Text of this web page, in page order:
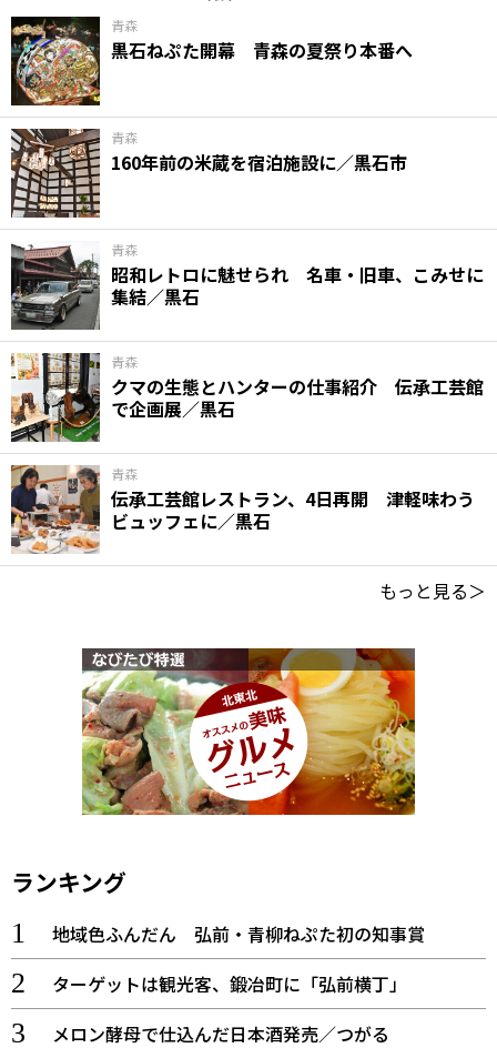
青森
黒石ねぷた開幕 青森の夏祭り本番へ
青森
160年前の米蔵を宿泊施設に／黒石市
青森
昭和レトロに魅せられ 名車・旧車、こみせに
集結／黒石
青森
クマの生態とハンターの仕事紹介 伝承工芸館
で企画展／黒石
青森
伝承工芸館レストラン、4日再開 津軽味わう
ビュッフェに／黒石
もっと見る＞
ランキング
地域色ふんだん 弘前・青柳ねぷた初の知事賞
ターゲットは観光客、鍛冶町に「弘前横丁」
メロン酵母で仕込んだ日本酒発売／つがる